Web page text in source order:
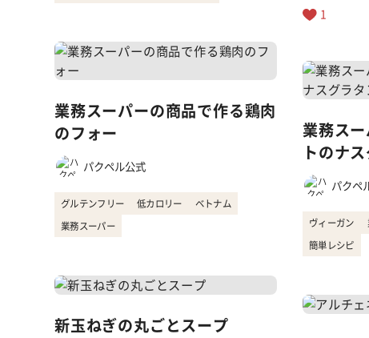
業務スーパーの商品で作る鶏肉
のフォー
パクペル公式
グルテンフリー 低カロリー ベトナム
業務スーパー
新玉ねぎの丸ごとスープ
1
業務ス
トのナ
パクペ
ヴィーガン
簡単レシピ